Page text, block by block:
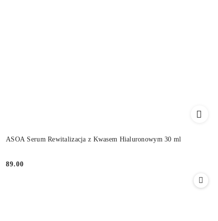
ASOA Serum Rewitalizacja z Kwasem Hialuronowym 30 ml
Cena:
89.00